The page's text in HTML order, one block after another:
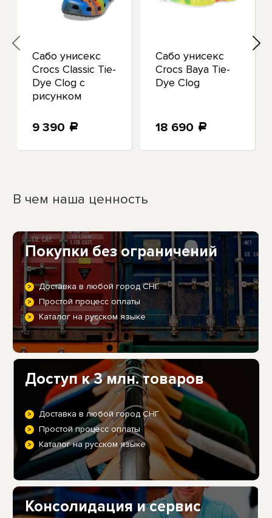
Сабо унисекс
Crocs Classic Tie-
Dye Clog с
рисунком
9 390 a
Сабо унисекс
Crocs Baya Tie-
Dye Clog
18 690 a
В чем наша ценность
Покупки без ограничений
Доставка в любой город СНГ
Простой процесс оплаты
Каталог на русском языке
Доступ к 3 млн. товаров
Доставка в любой город СНГ
Простой процесс оплаты
Каталог на русском языке
Консолидация и сервис